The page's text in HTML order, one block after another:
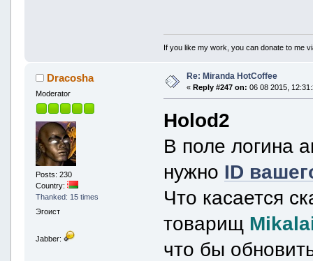
If you like my work, you can donate to me
Dracosha
Moderator
Posts: 230
Country:
Thanked: 15 times
Эгоист
Jabber:
Re: Miranda HotCoffee
« Reply #247 on: 06 08 2015,
Holod2
В поле логина
нужно ID
Что касается
товарищ
что бы